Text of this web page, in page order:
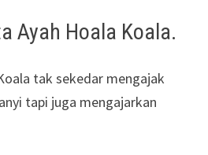
Ayah Hoala Koala.
tak sekedar mengajak
tapi juga mengajarkan